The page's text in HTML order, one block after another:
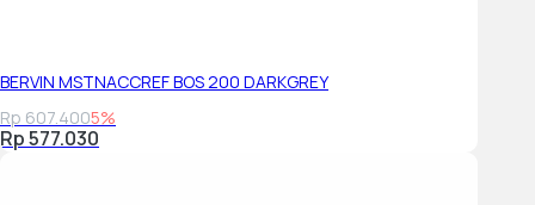
BERVIN MSTNACCREF BOS 200 DARKGREY
Rp 607.4005%
Rp 577.030